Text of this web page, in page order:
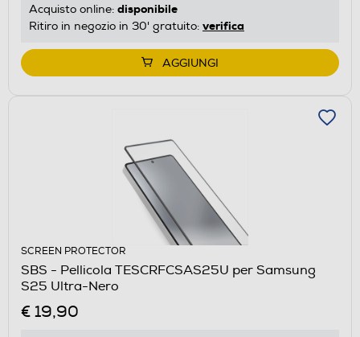
Acquisto online: disponibile
Ritiro in negozio in 30' gratuito: verifica
AGGIUNGI
SCREEN PROTECTOR
SBS - Pellicola TESCRFCSAS25U per Samsung
S25 Ultra-Nero
€ 19,90